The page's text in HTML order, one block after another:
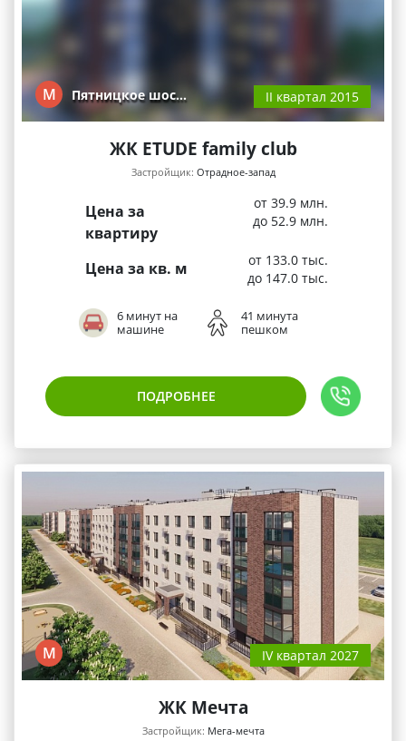
М Пятницкое шос… II квартал 2015
ЖК ETUDE family club
Застройщик: Отрадное-запад
Цена за
квартиру
от 39.9 млн.
до 52.9 млн.
Цена за кв. м
от 133.0 тыс.
до 147.0 тыс.
6 минут на
машине
41 минута
пешком
ПОДРОБНЕЕ
М IV квартал 2027
ЖК Мечта
Застройщик: Мега-мечта